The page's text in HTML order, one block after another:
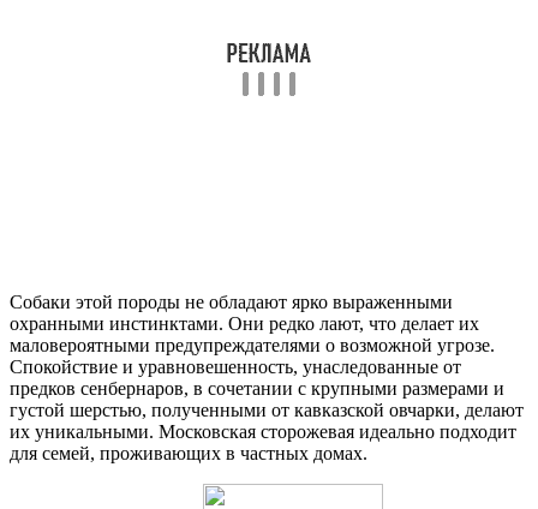
Собаки этой породы не обладают ярко выраженными
охранными инстинктами. Они редко лают, что делает их
маловероятными предупреждателями о возможной угрозе.
Спокойствие и уравновешенность, унаследованные от
предков сенбернаров, в сочетании с крупными размерами и
густой шерстью, полученными от кавказской овчарки, делают
их уникальными. Московская сторожевая идеально подходит
для семей, проживающих в частных домах.